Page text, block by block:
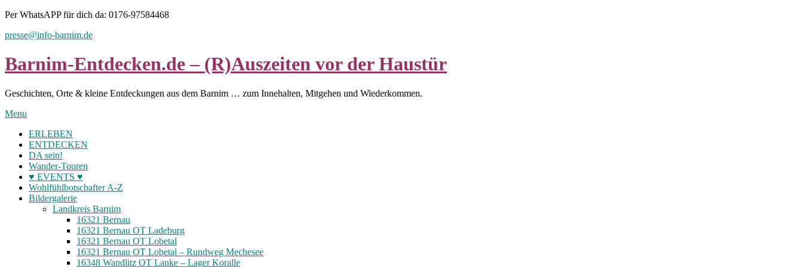
Skip
content
Per WhatsAPP für dich da: 0176-97584468
presse@info-barnim.de
Barnim-Entdecken.de – (R)Auszeiten vor der Haustür
Geschichten, Orte & kleine Entdeckungen aus dem Barnim … zum Innehalten, Mitgehen und Wiederkommen.
Menu
ERLEBEN
ENTDECKEN
DA sein!
Wander-Touren
♥ EVENTS ♥
Wohlfühlbotschafter A-Z
Bildergalerie
Landkreis Barnim
16321 Bernau
16321 Bernau OT Ladeburg
16321 Bernau OT Lobetal
16321 Bernau OT Lobetal – Rundweg Mechesee
16348 Wandlitz OT Lanke – Lager Koralle